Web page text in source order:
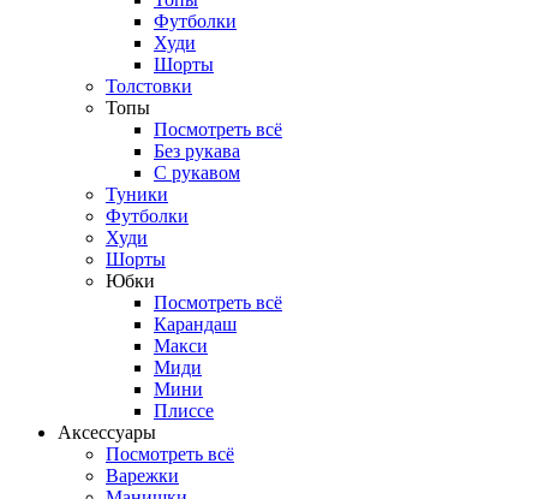
Футболки
Худи
Шорты
Толстовки
Топы
Посмотреть всё
Без рукава
С рукавом
Туники
Футболки
Худи
Шорты
Юбки
Посмотреть всё
Карандаш
Макси
Миди
Мини
Плиссе
Аксессуары
Посмотреть всё
Варежки